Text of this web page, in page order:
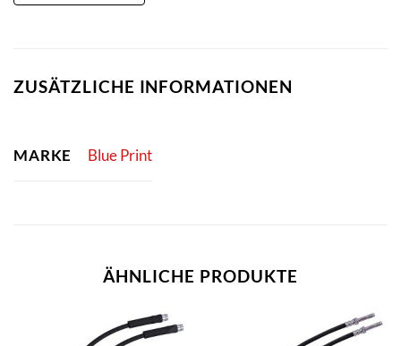
ZUSÄTZLICHE INFORMATIONEN
MARKE Blue Print
ÄHNLICHE PRODUKTE